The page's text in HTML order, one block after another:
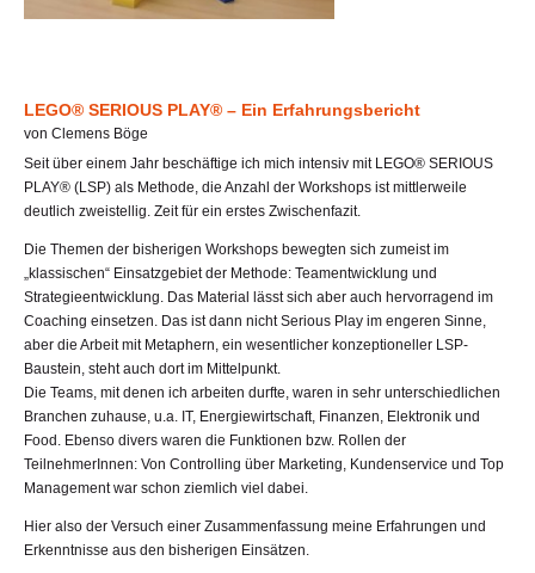
LEGO® SERIOUS PLAY® – Ein Erfahrungsbericht
von Clemens Böge
Seit über einem Jahr beschäftige ich mich intensiv mit LEGO® SERIOUS
PLAY® (LSP) als Methode, die Anzahl der Workshops ist mittlerweile
deutlich zweistellig. Zeit für ein erstes Zwischenfazit.
Die Themen der bisherigen Workshops bewegten sich zumeist im
„klassischen“ Einsatzgebiet der Methode: Teamentwicklung und
Strategieentwicklung. Das Material lässt sich aber auch hervorragend im
Coaching einsetzen. Das ist dann nicht Serious Play im engeren Sinne,
aber die Arbeit mit Metaphern, ein wesentlicher konzeptioneller LSP-
Baustein, steht auch dort im Mittelpunkt.
Die Teams, mit denen ich arbeiten durfte, waren in sehr unterschiedlichen
Branchen zuhause, u.a. IT, Energiewirtschaft, Finanzen, Elektronik und
Food. Ebenso divers waren die Funktionen bzw. Rollen der
TeilnehmerInnen: Von Controlling über Marketing, Kundenservice und Top
Management war schon ziemlich viel dabei.
Hier also der Versuch einer Zusammenfassung meine Erfahrungen und
Erkenntnisse aus den bisherigen Einsätzen.